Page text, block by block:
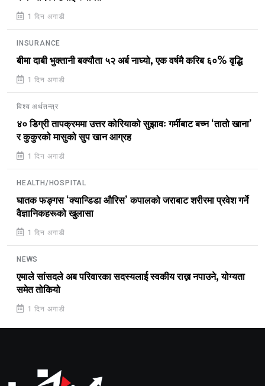
1 दिन अगाडी
INSURANCE
बीमा दाबी भुक्तानी बक्यौता ५२ अर्ब नाघ्यो, एक वर्षमै करिब ६०% वृद्धि
1 दिन अगाडी
विश्व अर्थतन्त्र
४० डिग्री तापक्रममा उत्तर कोरियाको सुझावः गर्मीबाट बच्न ‘तातो खाना’
र कुकुरको मासुको सुप खान आग्रह
1 दिन अगाडी
HEALTH/HOSPITAL
घातक फङ्गस ‘क्यान्डिडा औरिस’ कपालको जराबाट शरीरमा प्रवेश गर्ने
वैज्ञानिकहरूको खुलासा
1 दिन अगाडी
NEWS
एमाले सांसदले अब परिवारका सदस्यलाई स्वकीय राख्न नपाउने, योग्यता
समेत तोकियो
1 दिन अगाडी